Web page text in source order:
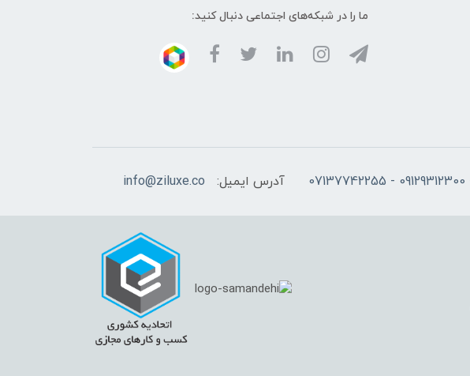
ما را در شبکه‌های اجتماعی دنبال کنید:
آدرس ایمیل: info@ziluxe.co